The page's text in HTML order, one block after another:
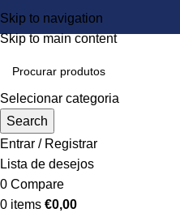
Skip to navigation
Skip to main content
Selecionar categoria
Search
Entrar / Registrar
Lista de desejos
0 Compare
0 items €0,00